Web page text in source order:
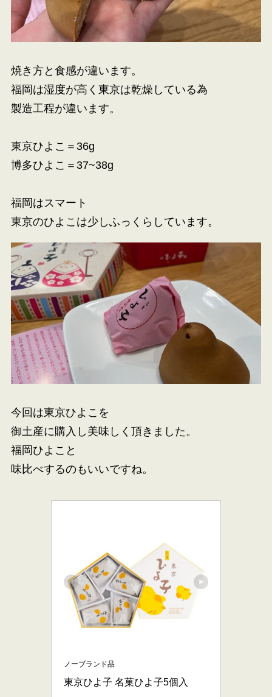
焼き方と食感が違います。
福岡は湿度が高く東京は乾燥している為
製造工程が違います。
東京ひよこ＝36g
博多ひよこ＝37~38g
福岡はスマート
東京のひよこは少しふっくらしています。
今回は東京ひよこを
御土産に購入し美味しく頂きました。
福岡ひよこと
味比べするのもいいですね。
ノーブランド品
東京ひよ子 名菓ひよ子5個入